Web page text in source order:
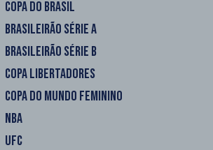
COPA DO BRASIL
BRASILEIRÃO SÉRIE A
BRASILEIRÃO SÉRIE B
COPA LIBERTADORES
COPA DO MUNDO FEMININO
NBA
UFC